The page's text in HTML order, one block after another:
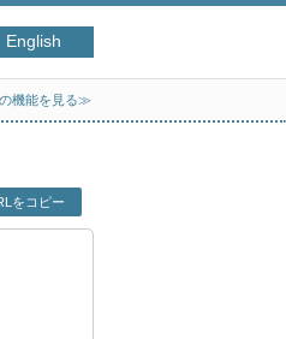
English
機能を見る≫
をコピー